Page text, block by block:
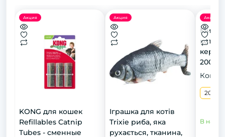
Акция
KONG для кошек
Refillables Catnip
Tubes - сменные
Акция
Іграшка для котів
Trixie риба, яка
рухається, тканина,
Акция
Миска
котів,
200 мл
200
В